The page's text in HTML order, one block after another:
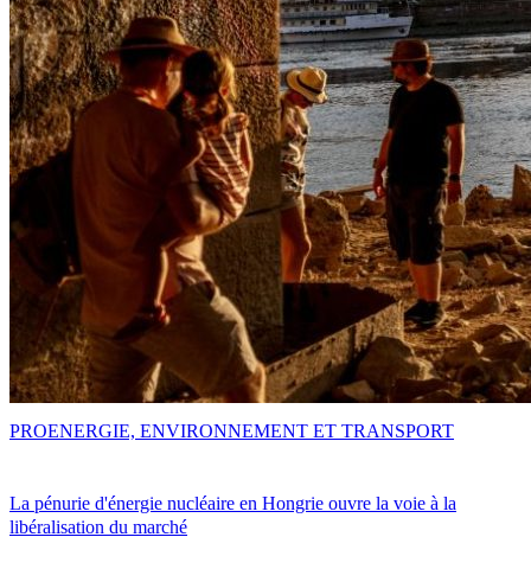
La pénurie d'énergie nucléaire en Hongrie ouvre la voie à la
libéralisation du marché
PROENERGIE, ENVIRONNEMENT ET TRANSPORT